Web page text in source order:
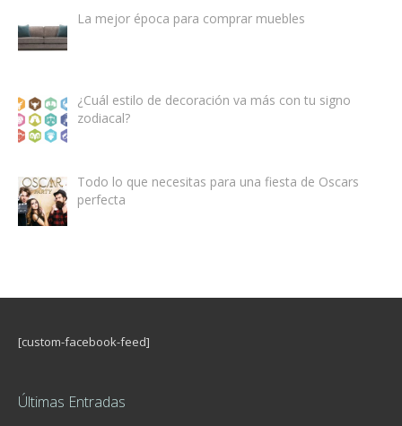
La mejor época para comprar muebles
¿Cuál estilo de decoración va más con tu signo
zodiacal?
Todo lo que necesitas para una fiesta de Oscars
perfecta
[custom-facebook-feed]
Últimas Entradas